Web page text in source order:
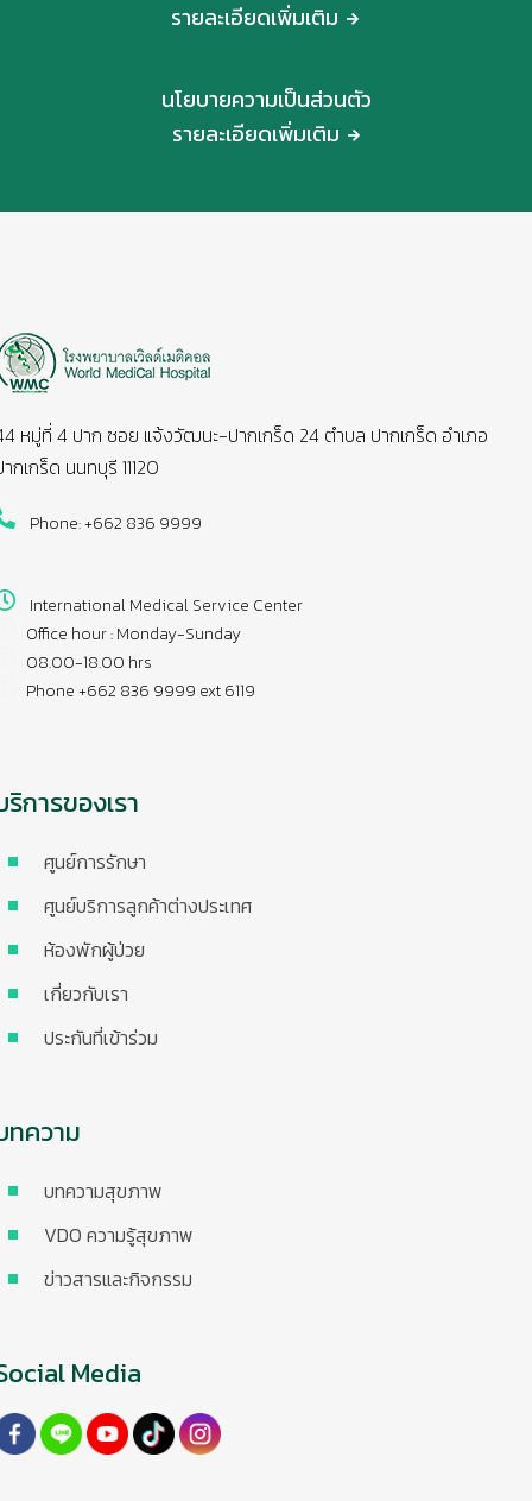
รายละเอียดเพิ่มเติม
นโยบายความเป็นส่วนตัว
รายละเอียดเพิ่มเติม
หมู่ที่ 4 ปาก ซอย แจ้งวัฒนะ-ปากเกร็ด 24 ตำบล ปากเกร็ด อำเภอ
กเกร็ด นนทบุรี 11120
Phone: +662 836 9999
International Medical Service Center
Office hour : Monday-Sunday
08.00-18.00 hrs
Phone +662 836 9999 ext 6119
ริการของเรา
ศูนย์การรักษา
ศูนย์บริการลูกค้าต่างประเทศ
ห้องพักผู้ป่วย
เกี่ยวกับเรา
ประกันที่เข้าร่วม
ทความ
บทความสุขภาพ
VDO ความรู้สุขภาพ
ข่าวสารและกิจกรรม
Media